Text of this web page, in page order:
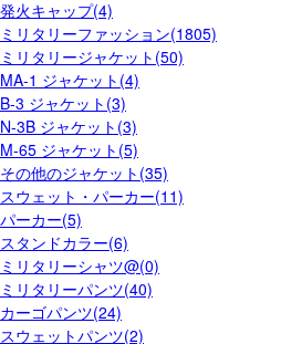
発火キャップ(4)
ミリタリーファッション(1805)
ミリタリージャケット(50)
MA-1 ジャケット(4)
B-3 ジャケット(3)
N-3B ジャケット(3)
M-65 ジャケット(5)
その他のジャケット(35)
スウェット・パーカー(11)
パーカー(5)
スタンドカラー(6)
ミリタリーシャツ@(0)
ミリタリーパンツ(40)
カーゴパンツ(24)
スウェットパンツ(2)